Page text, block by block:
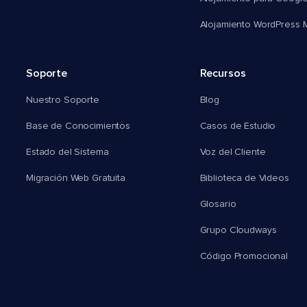
Alojamiento WordPress
Soporte
Nuestro Soporte
Base de Conocimientos
Estado del Sistema
Migración Web Gratuita
Recursos
Blog
Casos de Estudio
Voz del Cliente
Biblioteca de Videos
Glosario
Grupo Cloudways
Código Promocional